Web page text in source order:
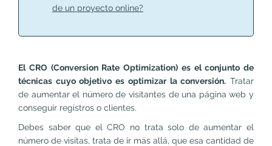
de un proyecto online?
El CRO (Conversion Rate Optimization) es el conjunto de
técnicas cuyo objetivo es optimizar la conversión. Tratar
de aumentar el número de visitantes de una página web y
conseguir registros o clientes.
Debes saber que el CRO no trata solo de aumentar el
número de visitas, trata de ir más allá, que esa cantidad de